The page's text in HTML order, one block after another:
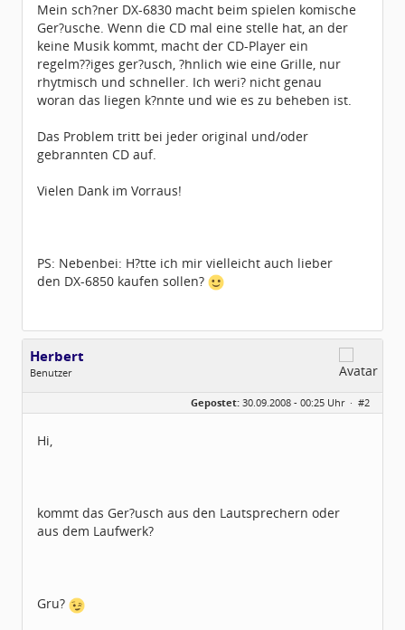
Mein sch?ner DX-6830 macht beim spielen komische
Ger?usche. Wenn die CD mal eine stelle hat, an der
keine Musik kommt, macht der CD-Player ein
regelm??iges ger?usch, ?hnlich wie eine Grille, nur
rhytmisch und schneller. Ich weri? nicht genau
woran das liegen k?nnte und wie es zu beheben ist.
Das Problem tritt bei jeder original und/oder
gebrannten CD auf.
Vielen Dank im Vorraus!
PS: Nebenbei: H?tte ich mir vielleicht auch lieber
den DX-6850 kaufen sollen?
Herbert
Benutzer
Beiträge:
887
Gepostet: 30.09.2008 - 00:25 Uhr · #2
Hi,
kommt das Ger?usch aus den Lautsprechern oder
aus dem Laufwerk?
Gru?